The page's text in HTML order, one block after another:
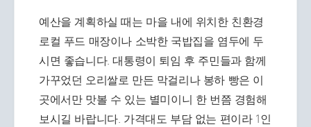
예산을 계획하실 때는 마을 내에 위치한 친환경
로컬 푸드 매장이나 소박한 국밥집을 염두에 두
시면 좋습니다. 대통령이 퇴임 후 주민들과 함께
가꾸었던 오리쌀로 만든 막걸리나 봉하 빵은 이
곳에서만 맛볼 수 있는 별미이니 한 번쯤 경험해
보시길 바랍니다. 가격대도 부담 없는 편이라 1인